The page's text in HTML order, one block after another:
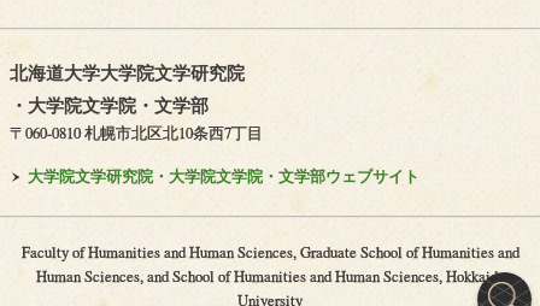
北海道大学大学院文学研究院
・ 大学院文学院・ 文学部
〒060-0810 札幌市北区北10条西7丁目
大学院文学研究院・ 大学院文学院・ 文学部ウェブサイト
Faculty of Humanities and Human Sciences, Graduate School of Humanities and
Human Sciences, and School of Humanities and Human Sciences, Hokkaido
University